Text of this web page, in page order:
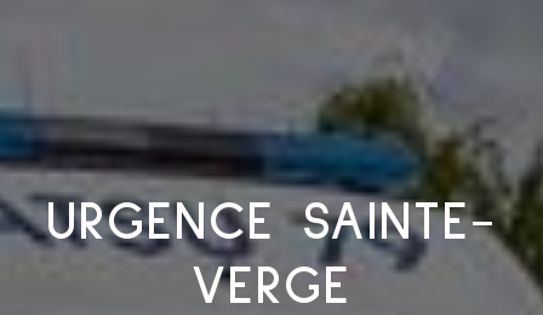
URGENCE SAINTE-
VERGE